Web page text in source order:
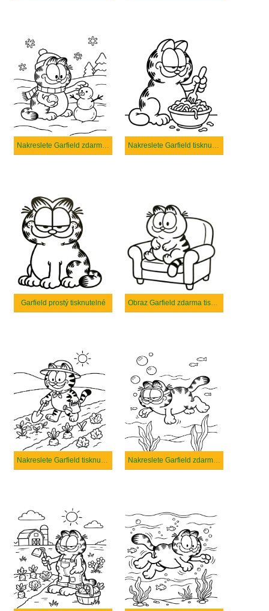
Nakreslete Garfield zdarma snadný Nakreslete Garfield tisknutelné pro děti
Garfield prostý tisknutelné Obraz Garfield zdarma tisknutelné
Nakreslete Garfield tisknutelné Nakreslete Garfield zdarma prostý tisknutelné